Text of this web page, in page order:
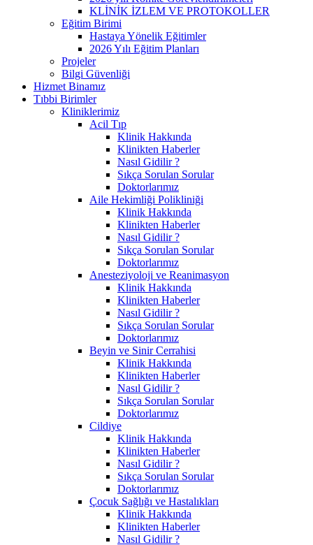
KLİNİK İZLEM VE PROTOKOLLER
Eğitim Birimi
Hastaya Yönelik Eğitimler
2026 Yılı Eğitim Planları
Projeler
Bilgi Güvenliği
Hizmet Binamız
Tıbbi Birimler
Kliniklerimiz
Acil Tıp
Klinik Hakkında
Klinikten Haberler
Nasıl Gidilir ?
Sıkça Sorulan Sorular
Doktorlarımız
Aile Hekimliği Polikliniği
Klinik Hakkında
Klinikten Haberler
Nasıl Gidilir ?
Sıkça Sorulan Sorular
Doktorlarımız
Anesteziyoloji ve Reanimasyon
Klinik Hakkında
Klinikten Haberler
Nasıl Gidilir ?
Sıkça Sorulan Sorular
Doktorlarımız
Beyin ve Sinir Cerrahisi
Klinik Hakkında
Klinikten Haberler
Nasıl Gidilir ?
Sıkça Sorulan Sorular
Doktorlarımız
Cildiye
Klinik Hakkında
Klinikten Haberler
Nasıl Gidilir ?
Sıkça Sorulan Sorular
Doktorlarımız
Çocuk Sağlığı ve Hastalıkları
Klinik Hakkında
Klinikten Haberler
Nasıl Gidilir ?